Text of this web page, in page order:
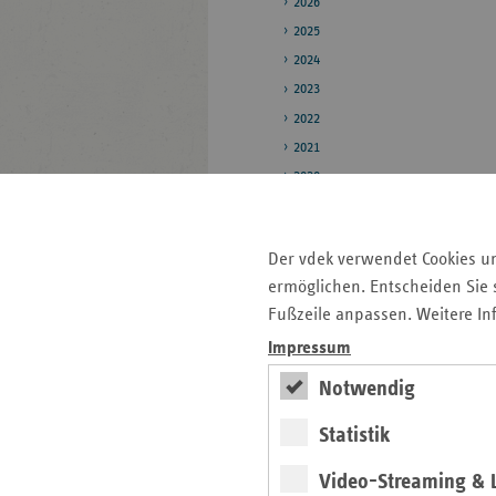
Der vdek verwendet Cookies
ermöglichen. Entscheiden
Fußzeile anpassen. Weitere
Impressum
Notwendig
Statistik
Video-Streaming &
2025
2024
2023
2022
2021
2020
Bildarchiv
Daten zum
Informationen
Veranstaltungen